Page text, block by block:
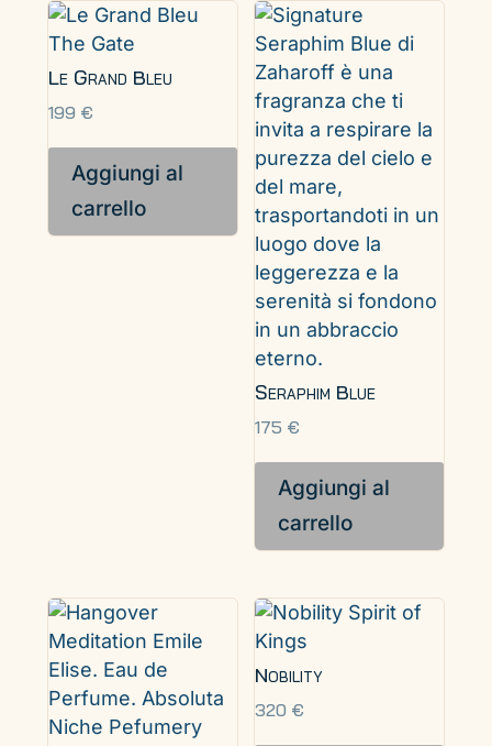
Le Grand Bleu
199 €
Aggiungi al
carrello
Seraphim Blue
175 €
Aggiungi al
carrello
Nobility
320 €